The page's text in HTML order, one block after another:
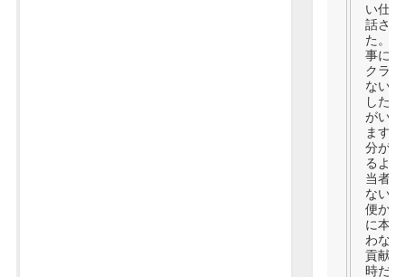
い仕
話さ
た。
事に
クラ
ない
した
がい
ます
分が
るよ
当者
ない
便か
に本
わな
貢献
時だ